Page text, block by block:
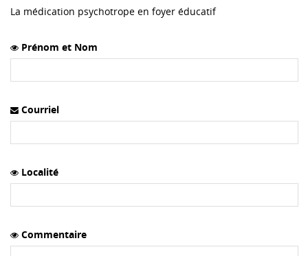
La médication psychotrope en foyer éducatif
Prénom et Nom
Courriel
Localité
Commentaire